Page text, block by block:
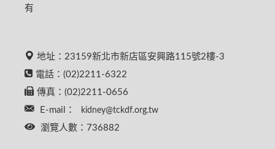
有
地址：23159新北市新店區安興路115號2樓-3
電話：(02)2211-6322
傳真：(02)2211-0656
E-mail：
kidney@tckdf.org.tw
瀏覽人數：736882